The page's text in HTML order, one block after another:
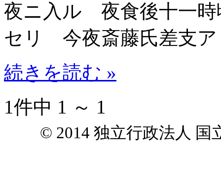
夜ニ入ル 夜食後十一時
セリ 今夜斎藤氏差支ア
続きを読む »
1件中 1 ～ 1
© 2014 独立行政法人 国